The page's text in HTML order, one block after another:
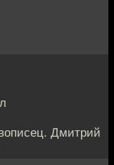
Дмитрий